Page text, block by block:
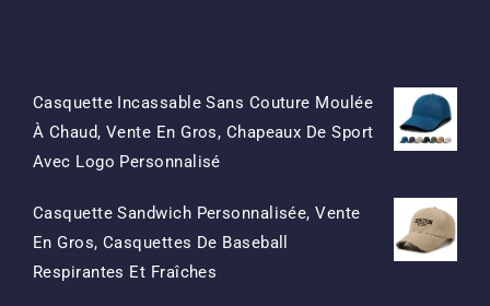
Casquette Incassable Sans Couture Moulée
À Chaud, Vente En Gros, Chapeaux De Sport
Avec Logo PersonnaliséLe
D'origine
Était:
Le
Actuel
Est:
Casquette Sandwich Personnalisée, Vente
En Gros, Casquettes De Baseball
Respirantes Et Fraîches